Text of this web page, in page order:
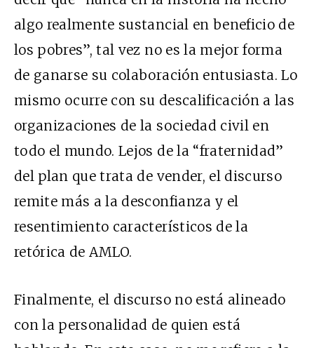
algo realmente sustancial en beneficio de
los pobres”, tal vez no es la mejor forma
de ganarse su colaboración entusiasta. Lo
mismo ocurre con su descalificación a las
organizaciones de la sociedad civil en
todo el mundo. Lejos de la “fraternidad”
del plan que trata de vender, el discurso
remite más a la desconfianza y el
resentimiento característicos de la
retórica de AMLO.
Finalmente, el discurso no está alineado
con la personalidad de quien está